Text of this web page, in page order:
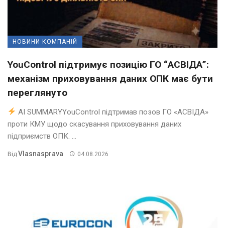
НОВИНИ КОМПАНІЙ
YouControl підтримує позицію ГО “АСВІДА”:
механізм приховування даних ОПК має бути
переглянуто
AI SUMMARYYouControl підтримав позов ГО «АСВІДА»
проти КМУ щодо скасування приховування даних
підприємств ОПК. ...
Від Vlasnasprava 04.08.2026